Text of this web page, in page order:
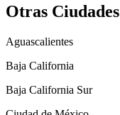
Otras Ciudades
Aguascalientes
Baja California
Baja California Sur